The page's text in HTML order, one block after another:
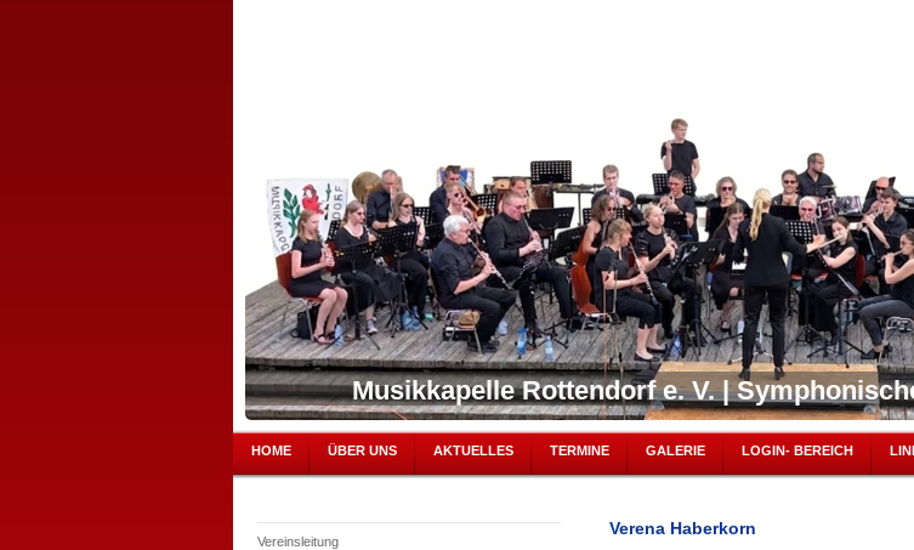
Musikkapelle Rottendorf e. V. |
HOME ÜBER UNS AKTUELLES TERMINE GALERIE LOGIN- BEREICH
Vereinsleitung
Verena Haberkorn